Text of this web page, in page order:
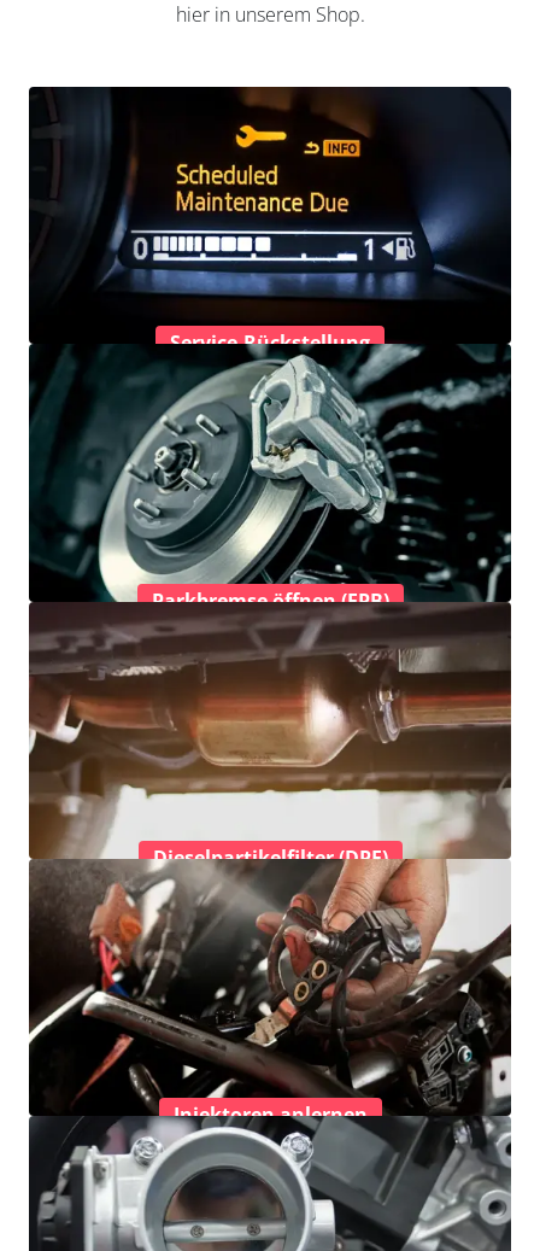
hier in unserem Shop.
Service-Rückstellung
Parkbremse öffnen (EPB)
Dieselpartikelfilter (DPF)
Injektoren anlernen